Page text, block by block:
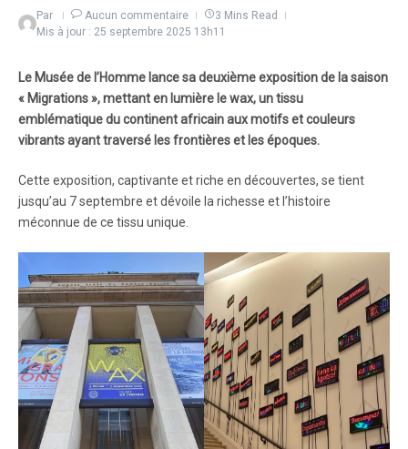
Par Aucun commentaire
3 Mins Read
Mis à jour : 25 septembre 2025 13h11
Le Musée de l’Homme lance sa deuxième exposition de la saison
« Migrations », mettant en lumière le wax, un tissu
emblématique du continent africain aux motifs et couleurs
vibrants ayant traversé les frontières et les époques.
Cette exposition, captivante et riche en découvertes, se tient
jusqu’au 7 septembre et dévoile la richesse et l’histoire
méconnue de ce tissu unique.